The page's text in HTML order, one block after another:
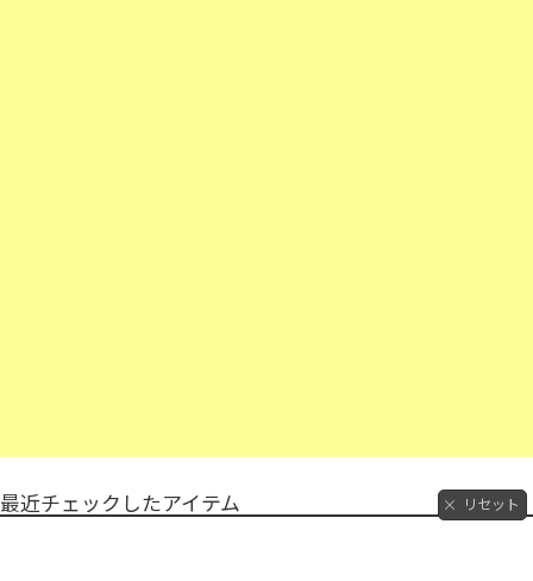
最近チェックしたアイテム リセット